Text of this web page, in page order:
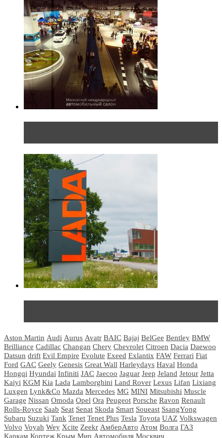
Aston Martin Audi Aurus Avatr BAIC Bajaj BelGee Bentley BMW
Brilliance Cadillac Changan Chery Chevrolet Citroen Dacia Daewoo
Datsun drift Evil Empire Evolute Exeed Exlantix FAW Ferrari Fiat
Ford GAC Geely Genesis Great Wall Harleydays Haval Honda
Hongqi Hyundai Infiniti JAC Jaecoo Jaguar Jeep Jeland Jetour Jetta
Kaiyi KGM Kia Lada Lamborghini Land Rover Lexus Lifan Lixiang
Luxgen Lynk&Co Mazda Mercedes MG MINI Mitsubishi Muscle
Garage Nissan Omoda Opel Ora Peugeot Porsche Ravon Renault
Rolls-Royce Saab Seat Senat Skoda Smart Soueast SsangYong
Subaru Suzuki Tank Tenet Tenet Plus Tesla Toyota UAZ Volkswagen
Volvo Voyah Wey Xcite Zeekr АмберАвто Атом Волга ГАЗ
Каркам Кортеж Крым Мир Автомобиля Москвич